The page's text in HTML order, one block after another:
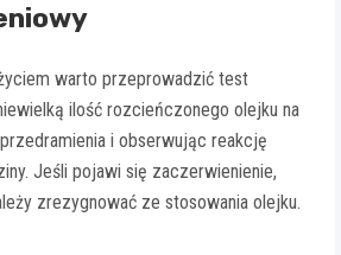
warto przeprowadzić test
ilość rozcieńczonego olejku na
i obserwując reakcję
Jeśli pojawi się zaczerwienienie,
zrezygnować ze stosowania olejku.